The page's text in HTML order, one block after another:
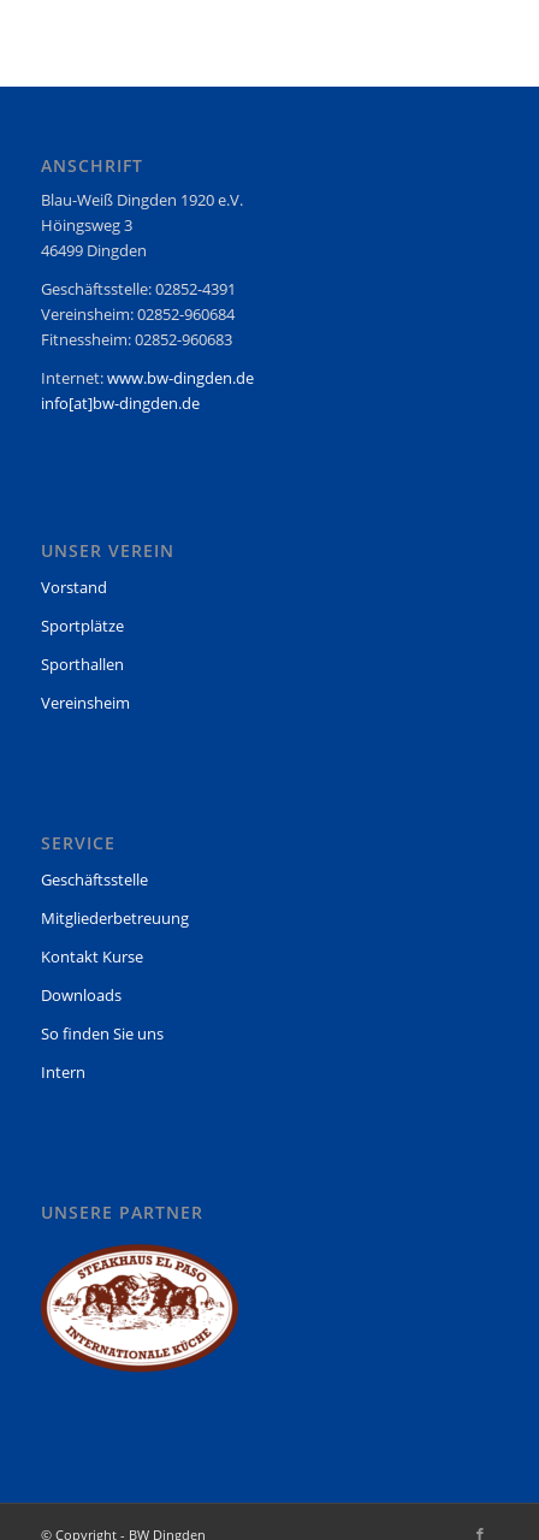
ANSCHRIFT
Blau-Weiß Dingden 1920 e.V.
Höingsweg 3
46499 Dingden
Geschäftsstelle: 02852-4391
Vereinsheim: 02852-960684
Fitnessheim: 02852-960683
Internet:www.bw-dingden.de
info[at]bw-dingden.de
UNSER VEREIN
Vorstand
Sportplätze
Sporthallen
Vereinsheim
SERVICE
Geschäftsstelle
Mitgliederbetreuung
Kontakt Kurse
Downloads
So finden Sie uns
Intern
UNSERE PARTNER
© Copyright - BW Dingden